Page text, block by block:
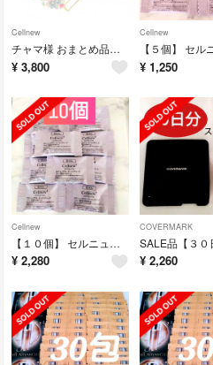
Cellnew
チャマ様 おまとめ品です
¥ 3,800
Cellnew
¥ 1,250
Cellnew
【１０個】 セルニュープラス ピーリングソープ サンプル ミニサイズ
¥ 2,280
COVERMARK
¥ 2,260